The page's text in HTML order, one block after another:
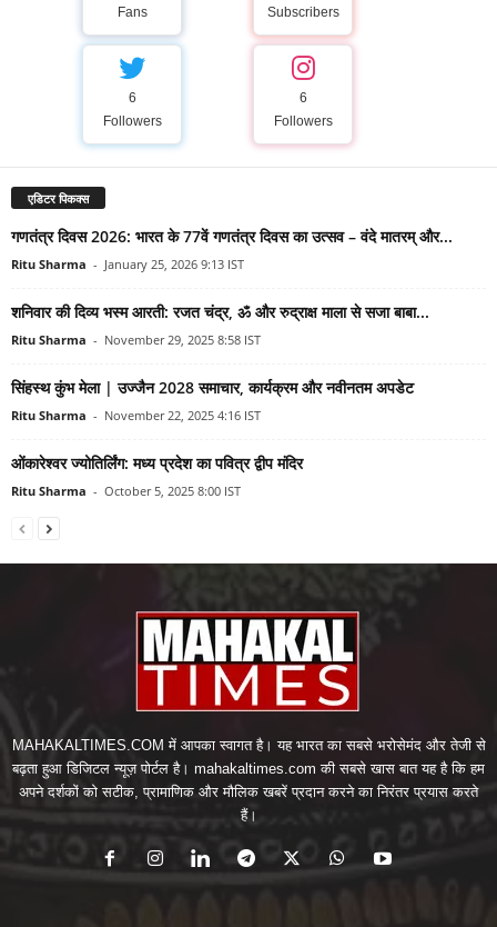
Fans
Subscribers
6
Followers
6
Followers
एडिटर पिकक्स
गणतंत्र दिवस 2026: भारत के 77वें गणतंत्र दिवस का उत्सव – वंदे मातरम् और...
Ritu Sharma - January 25, 2026 9:13 IST
शनिवार की दिव्य भस्म आरती: रजत चंद्र, ॐ और रुद्राक्ष माला से सजा बाबा...
Ritu Sharma - November 29, 2025 8:58 IST
सिंहस्थ कुंभ मेला | उज्जैन 2028 समाचार, कार्यक्रम और नवीनतम अपडेट
Ritu Sharma - November 22, 2025 4:16 IST
ओंकारेश्वर ज्योतिर्लिंग: मध्य प्रदेश का पवित्र द्वीप मंदिर
Ritu Sharma - October 5, 2025 8:00 IST
MAHAKALTIMES.COM में आपका स्वागत है। यह भारत का सबसे भरोसेमंद और तेजी से
बढ़ता हुआ डिजिटल न्यूज़ पोर्टल है। mahakaltimes.com की सबसे खास बात यह है कि हम
अपने दर्शकों को सटीक, प्रामाणिक और मौलिक खबरें प्रदान करने का निरंतर प्रयास करते
हैं।